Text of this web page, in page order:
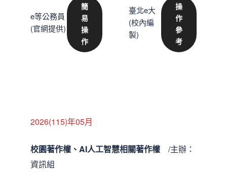
e等公務員
(官網提供)
簡
易
操
作
臺北e大
(校內編
製)
操
作
參
考
2026(115)年05月
校園著作權、AI人工智慧相關著作權 /主辦：
資訊組